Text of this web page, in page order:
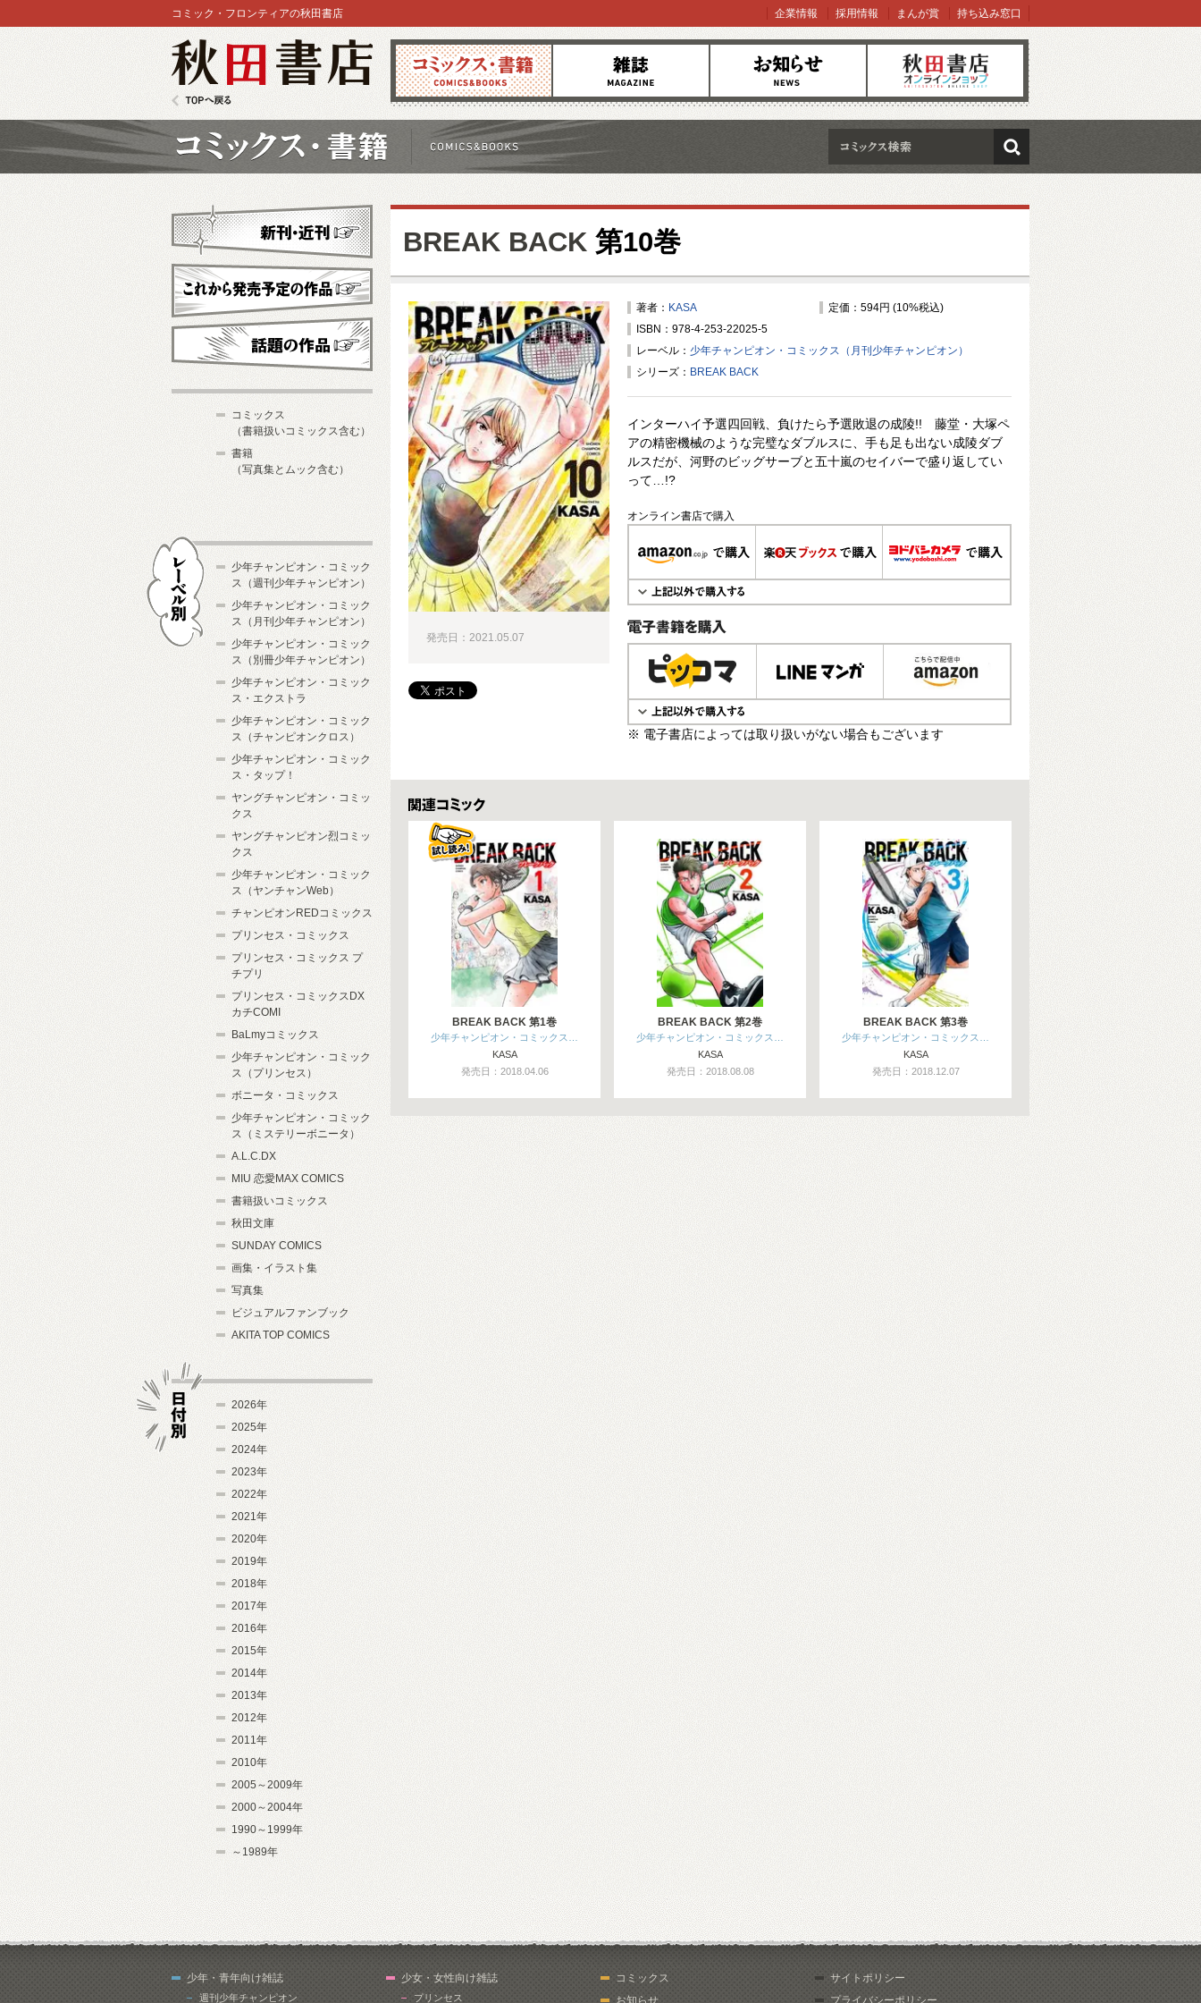
コミックス 雑誌 お知らせ オンラインショップ
コミック・フロンティアの秋田書店 企業情報 採用情報 まんが賞 持ち込み窓口
検索
BREAK BACK 第10巻
著者： KASA
定価：594円 (10%税込)
ISBN：978-4-253-22025-5
レーベル： 少年チャンピオン・コミックス（月刊少年チャンピオン）
シリーズ： BREAK BACK
インターハイ予選四回戦、負けたら予選敗退の成陵!! 藤堂・大塚ペ
アの精密機械のような完璧なダブルスに、手も足も出ない成陵ダブ
ルスだが、河野のビッグサーブと五十嵐のセイバーで盛り返してい
って…!?
オンライン書店で購入
電子書籍で購入
※ 電子書店によっては取り扱いがない場合もございます
発売日：2021.05.07
関連コミックス
BREAK BACK 第1巻
少年チャンピオン・コミックス…
KASA
発売日：2018.04.06
BREAK BACK 第2巻
少年チャンピオン・コミックス…
KASA
発売日：2018.08.08
BREAK BACK 第3巻
少年チャンピオン・コミックス…
KASA
発売日：2018.12.07
新刊・近刊
これから発売予定
コミックス
（書籍扱いコミックス含む）
書籍
（写真集とムック含む）
少年チャンピオン・コミック
ス（週刊少年チャンピオン）
少年チャンピオン・コミック
ス（月刊少年チャンピオン）
少年チャンピオン・コミック
ス（別冊少年チャンピオン）
少年チャンピオン・コミック
ス・エクストラ
少年チャンピオン・コミック
ス（チャンピオンクロス）
少年チャンピオン・コミック
ス・タップ！
ヤングチャンピオン・コミッ
クス
ヤングチャンピオン烈コミッ
クス
少年チャンピオン・コミック
ス（ヤンチャンWeb）
チャンピオンREDコミックス
プリンセス・コミックス
プリンセス・コミックス プ
チプリ
プリンセス・コミックスDX
カチCOMI
BaLmyコミックス
少年チャンピオン・コミック
ス（プリンセス）
ボニータ・コミックス
少年チャンピオン・コミック
ス（ミステリーボニータ）
A.L.C.DX
MIU 恋愛MAX COMICS
書籍扱いコミックス
秋田文庫
SUNDAY COMICS
画集・イラスト集
写真集
ビジュアルファンブック
AKITA TOP COMICS
2026年
2025年
2024年
2023年
2022年
2021年
2020年
2019年
2018年
2017年
2016年
2015年
2014年
2013年
2012年
2011年
2010年
2005～2009年
2000～2004年
1990～1999年
～1989年
少年・青年向け雑誌
週刊少年チャンピオン
少女・女性向け雑誌
プリンセス
コミックス
お知らせ
サイトポリシー
プライバシーポリシー